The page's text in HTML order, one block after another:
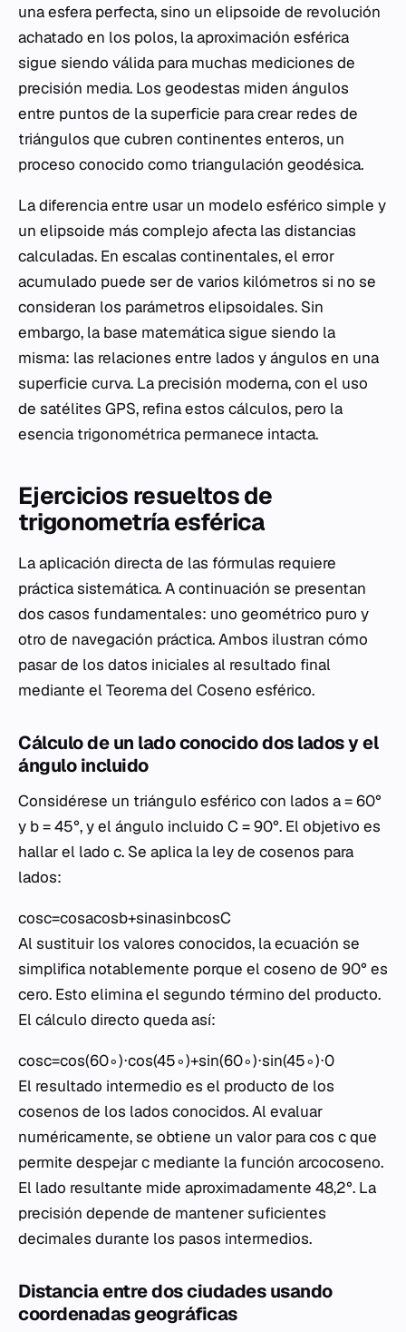
una esfera perfecta, sino un elipsoide de revolución
achatado en los polos, la aproximación esférica
sigue siendo válida para muchas mediciones de
precisión media. Los geodestas miden ángulos
entre puntos de la superficie para crear redes de
triángulos que cubren continentes enteros, un
proceso conocido como triangulación geodésica.
La diferencia entre usar un modelo esférico simple y
un elipsoide más complejo afecta las distancias
calculadas. En escalas continentales, el error
acumulado puede ser de varios kilómetros si no se
consideran los parámetros elipsoidales. Sin
embargo, la base matemática sigue siendo la
misma: las relaciones entre lados y ángulos en una
superficie curva. La precisión moderna, con el uso
de satélites GPS, refina estos cálculos, pero la
esencia trigonométrica permanece intacta.
Ejercicios resueltos de
trigonometría esférica
La aplicación directa de las fórmulas requiere
práctica sistemática. A continuación se presentan
dos casos fundamentales: uno geométrico puro y
otro de navegación práctica. Ambos ilustran cómo
pasar de los datos iniciales al resultado final
mediante el Teorema del Coseno esférico.
Cálculo de un lado conocido dos lados y el
ángulo incluido
Considérese un triángulo esférico con lados a= 60°
y b= 45°, y el ángulo incluido C= 90°. El objetivo es
hallar el lado c. Se aplica la ley de cosenos para
lados:
cosc=cosacosb+sinasinbcosC
Al sustituir los valores conocidos, la ecuación se
simplifica notablemente porque el coseno de 90° es
cero. Esto elimina el segundo término del producto.
El cálculo directo queda así:
cosc=cos(60∘)⋅cos(45∘)+sin(60∘)⋅sin(45∘)⋅0
El resultado intermedio es el producto de los
cosenos de los lados conocidos. Al evaluar
numéricamente, se obtiene un valor paracos cque
permite despejarc mediante la función arcocoseno.
El lado resultante mide aproximadamente 48,2°. La
precisión depende de mantener suficientes
decimales durante los pasos intermedios.
Distancia entre dos ciudades usando
coordenadas geográficas